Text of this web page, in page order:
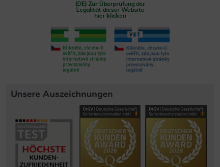
(DE) Zur Überprüfung der
Legalität dieser Website
hier klicken
Unsere Auszeichnungen